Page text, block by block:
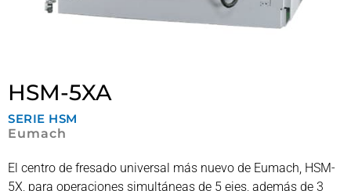
HSM-5XA
SERIE HSM
Eumach
El centro de fresado universal más nuevo de Eumach, HSM-
5X, para operaciones simultáneas de 5 ejes, además de 3